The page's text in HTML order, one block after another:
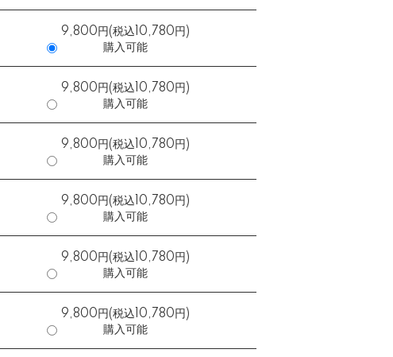
9,800円(税込10,780円)
購入可能
9,800円(税込10,780円)
購入可能
9,800円(税込10,780円)
購入可能
9,800円(税込10,780円)
購入可能
9,800円(税込10,780円)
購入可能
9,800円(税込10,780円)
購入可能